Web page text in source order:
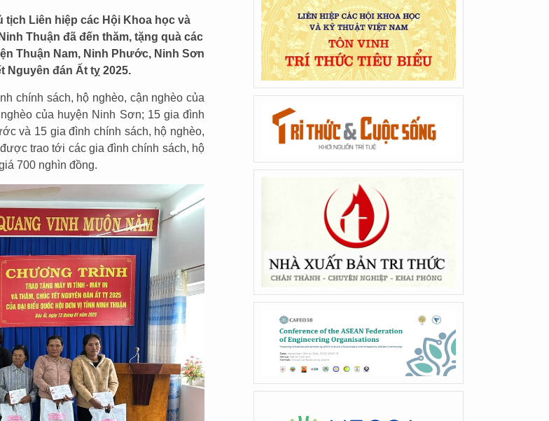
tịch Liên hiệp các Hội Khoa học và
Thuận đã đến thăm, tặng quà các
Thuận Nam, Ninh Phước, Ninh Sơn
Nguyên đán Ất tỵ 2025.
chính sách, hộ nghèo, cận nghèo của
của huyện Ninh Sơn; 15 gia đình
và 15 gia đình chính sách, hộ nghèo,
trao tới các gia đình chính sách, hộ
700 nghìn đồng.